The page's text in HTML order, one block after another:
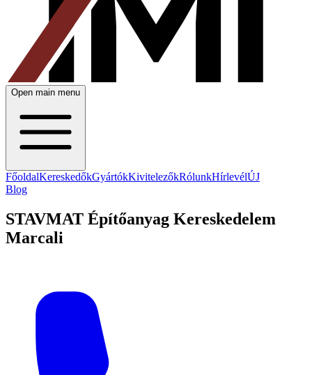
Open main menu
FőoldalKereskedőkGyártókKivitelezőkRólunkHírlevélÚJ
Blog
STAVMAT Építőanyag Kereskedelem
Marcali